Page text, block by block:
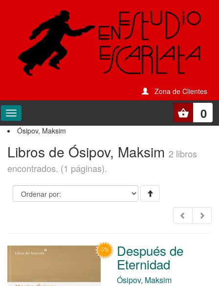
Zona de Clientes
0
Ósipov, Maksim
Libros de Ósipov, Maksim 2 libros
encontrados. (1 páginas).
Después de
Eternidad
Ósipov, Maksim